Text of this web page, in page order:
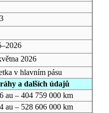
2026
v hlavním pásu
a dalších údajů
au – 404 759 000 km
au – 528 606 000 km